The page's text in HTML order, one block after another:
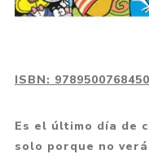
ISBN: 9789500768450
Es el último día de
solo porque no